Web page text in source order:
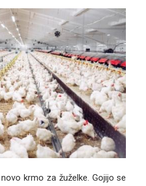
krmo za žuželke. Gojijo se